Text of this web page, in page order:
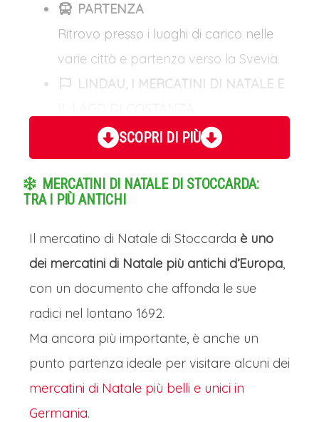
PARTENZA
Ritrovo presso i luoghi di carico nelle
varie città e partenza verso la Svevia.
LINDAU, I MERCATINI DI NATALE E
La prima tappa in direzione Svevia del
nostro tour ai mercatini di Natale di
Federico II è Lindau, immersa nelle
fredde acque del Lago di Costanza,
che durante l'Avvento si trasforma in
un vero e proprio gioiello natalizio.Il
suo mercatino, distribuito tra
l'incantevole centro storico sull'isola e
la riva, offre la peculiare magia di uno
scenario unico,dove le luci delle
bancarelle si specchiano nell'acqua
scura della notte, raddoppiando
SCOPRI DI PIÙ
MERCATINI DI NATALE DI STOCCARDA:
TRA I PIÙ ANTICHI
Il mercatino di Natale di Stoccarda è uno
dei mercatini di Natale più antichi d’Europa,
con un documento che affonda le sue
radici nel lontano 1692.
Ma ancora più importante, è anche un
punto partenza ideale per visitare alcuni dei
mercatini di Natale più belli e unici in
Germania.